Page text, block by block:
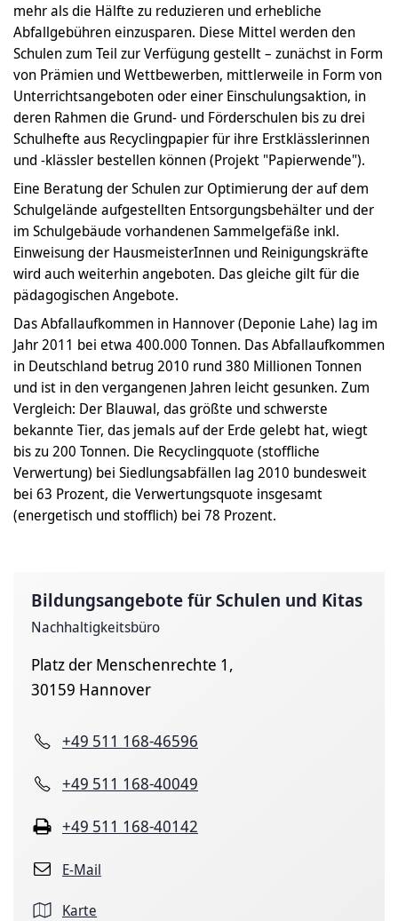
mehr als die Hälfte zu reduzieren und erhebliche
Abfallgebühren einzusparen. Diese Mittel werden den
Schulen zum Teil zur Verfügung gestellt – zunächst in Form
von Prämien und Wettbewerben, mittlerweile in Form von
Unterrichtsangeboten oder einer Einschulungsaktion, in
deren Rahmen die Grund- und Förderschulen bis zu drei
Schulhefte aus Recyclingpapier für ihre Erstklässlerinnen
und -klässler bestellen können (Projekt "Papierwende").
Eine Beratung der Schulen zur Optimierung der auf dem
Schulgelände aufgestellten Entsorgungsbehälter und der
im Schulgebäude vorhandenen Sammelgefäße inkl.
Einweisung der HausmeisterInnen und Reinigungskräfte
wird auch weiterhin angeboten. Das gleiche gilt für die
pädagogischen Angebote.
Das Abfallaufkommen in Hannover (Deponie Lahe) lag im
Jahr 2011 bei etwa 400.000 Tonnen. Das Abfallaufkommen
in Deutschland betrug 2010 rund 380 Millionen Tonnen
und ist in den vergangenen Jahren leicht gesunken. Zum
Vergleich: Der Blauwal, das größte und schwerste
bekannte Tier, das jemals auf der Erde gelebt hat, wiegt
bis zu 200 Tonnen. Die Recyclingquote (stoffliche
Verwertung) bei Siedlungsabfällen lag 2010 bundesweit
bei 63 Prozent, die Verwertungsquote insgesamt
(energetisch und stofflich) bei 78 Prozent.
Bildungsangebote für Schulen und Kitas
Nachhaltigkeitsbüro
Platz der Menschenrechte 1,
30159 Hannover
+49 511 168-46596
+49 511 168-40049
+49 511 168-40142
E-Mail
Karte